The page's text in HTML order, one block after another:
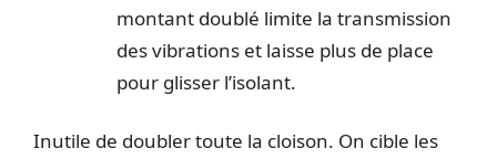
montant doublé limite la transmission
des vibrations et laisse plus de place
pour glisser l’isolant.
Inutile de doubler toute la cloison. On cible les